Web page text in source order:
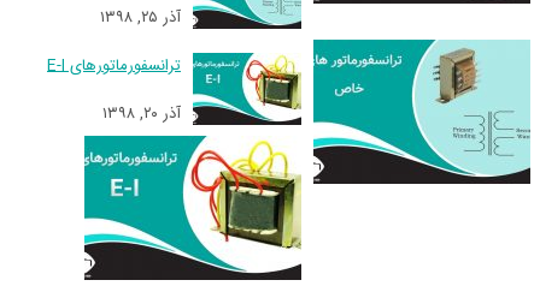
آذر ۲۵, ۱۳۹۸
ترانسفورماتورهای E-I
آذر ۲۰, ۱۳۹۸